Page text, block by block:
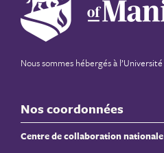
Nous sommes hébergés à
Nos coordonnées
Centre de collaboration